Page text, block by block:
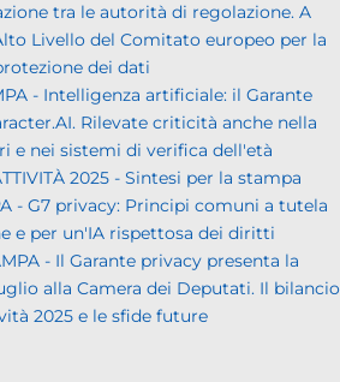
tra le autorità di regolazione. A
Livello del Comitato europeo per la
dei dati
- Intelligenza artificiale: il Garante
Rilevate criticità anche nella
e nei sistemi di verifica dell'età
2025 - Sintesi per la stampa
- G7 privacy: Principi comuni a tutela
e per un'IA rispettosa dei diritti
- Il Garante privacy presenta la
alla Camera dei Deputati. Il bilancio
2025 e le sfide future